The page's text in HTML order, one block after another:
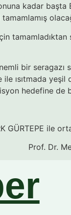
kadar
bir seragazı
yeşil
hedefine de
GÜRTEPE ile